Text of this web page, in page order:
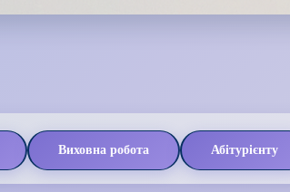
Виховна робота Абітурієнту